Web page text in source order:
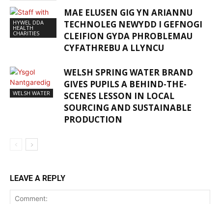
HYWEL DDA
HEALTH
CHARITIES
MAE ELUSEN GIG YN ARIANNU
TECHNOLEG NEWYDD I GEFNOGI
CLEIFION GYDA PHROBLEMAU
CYFATHREBU A LLYNCU
WELSH WATER
WELSH SPRING WATER BRAND
GIVES PUPILS A BEHIND-THE-
SCENES LESSON IN LOCAL
SOURCING AND SUSTAINABLE
PRODUCTION
LEAVE A REPLY